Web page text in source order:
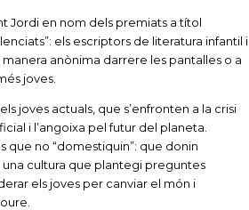
Jordi en nom dels premiats a títol
els escriptors de literatura infantil i
anònima darrere les pantalles o a
joves.
joves actuals, que s’enfronten a la crisi
i l’angoixa pel futur del planeta.
que no “domestiquin”: que donin
cultura que plantegi preguntes
els joves per canviar el món i